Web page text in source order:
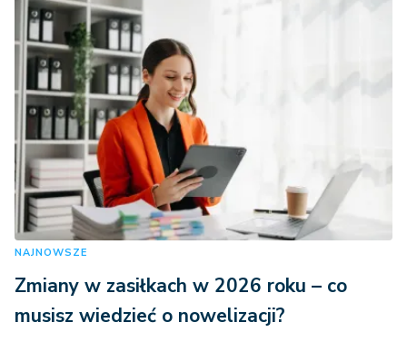
NAJNOWSZE
Zmiany w zasiłkach w 2026 roku – co
musisz wiedzieć o nowelizacji?